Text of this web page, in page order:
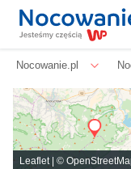
Nocowanie.pl
Leaflet| ©